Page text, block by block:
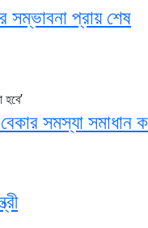
সম্ভাবনা প্রায় শেষ
সমস্যা সমাধান